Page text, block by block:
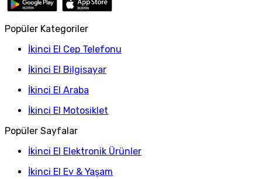
Popüler Kategoriler
İkinci El Cep Telefonu
İkinci El Bilgisayar
İkinci El Araba
İkinci El Motosiklet
Popüler Sayfalar
İkinci El Elektronik Ürünler
İkinci El Ev & Yaşam